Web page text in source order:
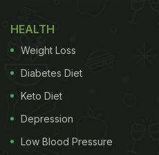
HEALTH
Weight Loss
Diabetes Diet
Keto Diet
Depression
Low Blood Pressure